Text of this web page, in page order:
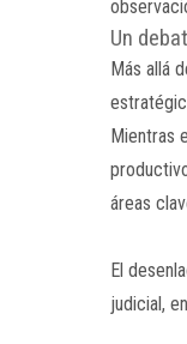
Un
Más allá
Mientras
áreas
El
judicial,